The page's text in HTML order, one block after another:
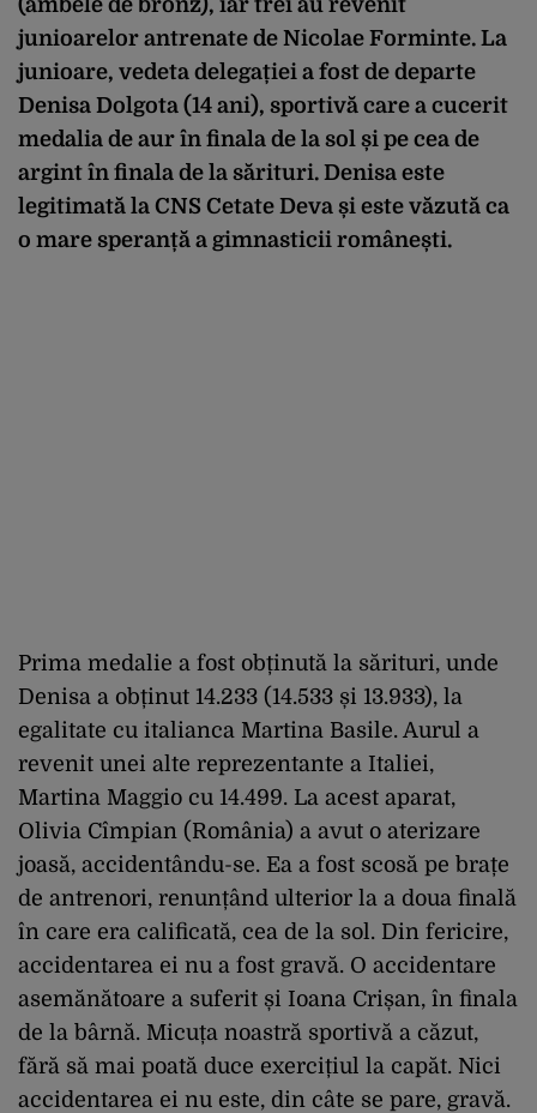
junioarelor antrenate de Nicolae Forminte. La
junioare, vedeta delegației a fost de departe
Denisa Dolgota (14 ani), sportivă care a cucerit
medalia de aur în finala de la sol și pe cea de
argint în finala de la sărituri. Denisa este
legitimată la CNS Cetate Deva și este văzută ca
o mare speranță a gimnasticii românești.
Prima medalie a fost obținută la sărituri, unde
Denisa a obținut 14.233 (14.533 și 13.933), la
egalitate cu italianca Martina Basile. Aurul a
revenit unei alte reprezentante a Italiei,
Martina Maggio cu 14.499. La acest aparat,
Olivia Cîmpian (România) a avut o aterizare
joasă, accidentându-se. Ea a fost scosă pe brațe
de antrenori, renunțând ulterior la a doua finală
în care era calificată, cea de la sol. Din fericire,
accidentarea ei nu a fost gravă. O accidentare
asemănătoare a suferit și Ioana Crișan, în finala
de la bârnă. Micuța noastră sportivă a căzut,
fără să mai poată duce exercițiul la capăt. Nici
accidentarea ei nu este, din câte se pare, gravă.